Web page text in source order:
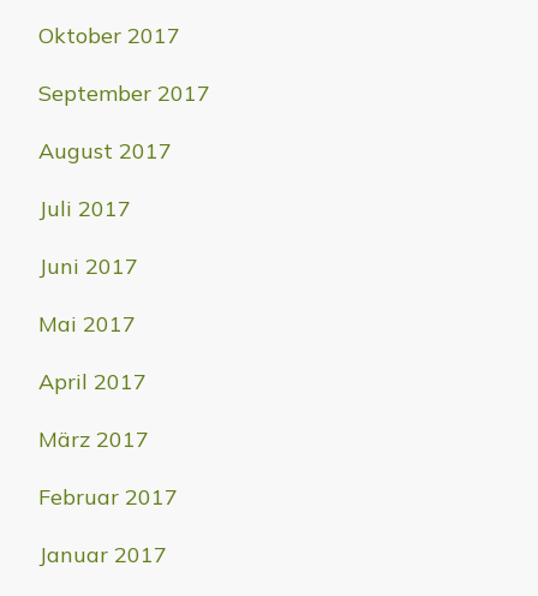
Oktober 2017
September 2017
August 2017
Juli 2017
Juni 2017
Mai 2017
April 2017
März 2017
Februar 2017
Januar 2017